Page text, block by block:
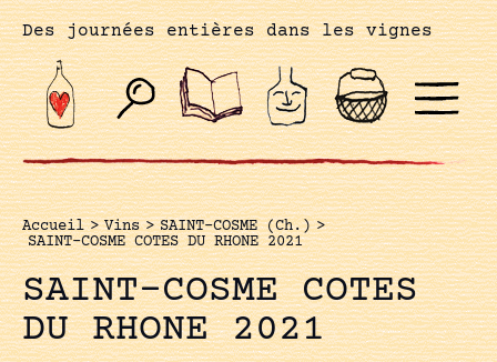
Des journées entières dans les vignes
Accueil > Vins > SAINT-COSME (Ch.) >
SAINT-COSME COTES DU RHONE 2021
SAINT-COSME COTES
DU RHONE 2021